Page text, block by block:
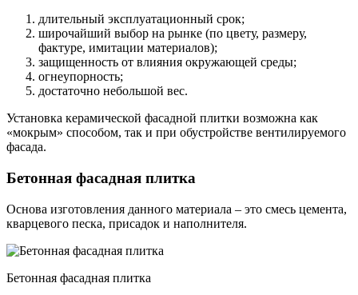
длительный эксплуатационный срок;
широчайший выбор на рынке (по цвету, размеру,
фактуре, имитации материалов);
защищенность от влияния окружающей среды;
огнеупорность;
достаточно небольшой вес.
Установка керамической фасадной плитки возможна как
«мокрым» способом, так и при обустройстве вентилируемого
фасада.
Бетонная фасадная плитка
Основа изготовления данного материала – это смесь цемента,
кварцевого песка, присадок и наполнителя.
Бетонная фасадная плитка